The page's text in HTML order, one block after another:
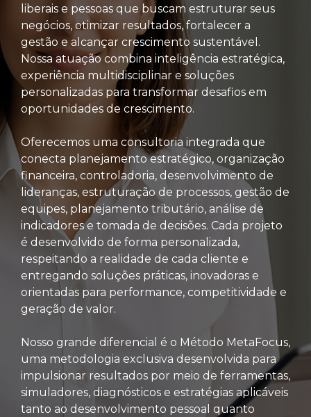
liberais e pessoas que buscam estruturar seus
negócios, otimizar resultados, fortalecer a
gestão e alcançar crescimento sustentável.
Nossa atuação combina inteligência estratégica,
experiência multidisciplinar e soluções
personalizadas para transformar desafios em
oportunidades de crescimento.
Oferecemos uma consultoria integrada que
conecta planejamento estratégico, organização
financeira, controladoria, desenvolvimento de
lideranças, estruturação de processos, gestão de
equipes, planejamento tributário, análise de
indicadores e tomada de decisões. Cada projeto
é desenvolvido de forma personalizada,
respeitando a realidade de cada cliente e
entregando soluções práticas, inovadoras e
orientadas para performance, competitividade e
geração de valor.
Nosso grande diferencial é o Método MetaFocus,
uma metodologia exclusiva desenvolvida para
impulsionar resultados por meio de ferramentas,
simuladores, diagnósticos e estratégias aplicáveis
tanto ao desenvolvimento pessoal quanto